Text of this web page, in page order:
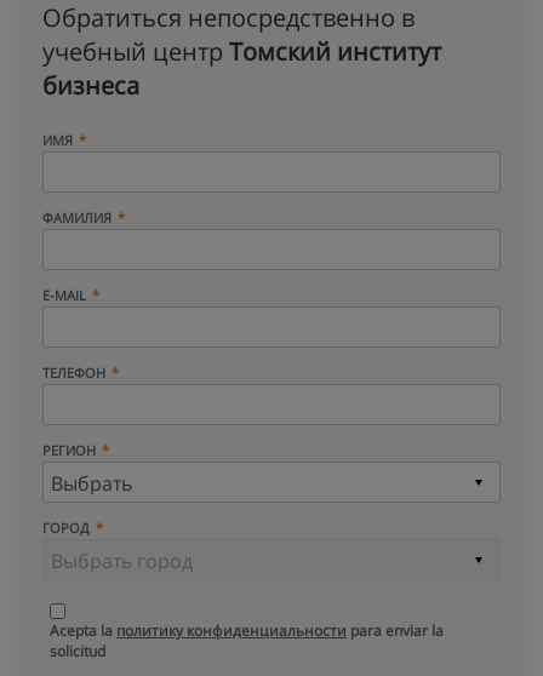
Обратиться непосредственно в
учебный центр Томский институт
бизнеса
ИМЯ
ФАМИЛИЯ
E-MAIL
ТЕЛЕФОН
РЕГИОН
ГОРОД
Acepta la политику конфиденциальности para enviar la
solicitud